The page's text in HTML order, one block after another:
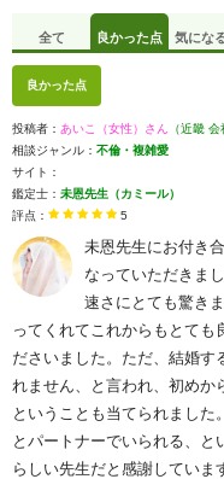
全て 良かった点 気にな
良かった点
投稿者： あいこ（女性）さん （近畿
相談ジャンル： 不倫・複雑愛
サイト：
鑑定士： 未恩先生（カミール）
評点：
5
未恩先生にお付き
なっていただきま
速さにとても驚き
ってくれてこれからもとても
ださいました。ただ、結婚す
れません、と言われ、初めか
ということも当てられました
とパートナーでいられる、
らしい先生だと感謝していま